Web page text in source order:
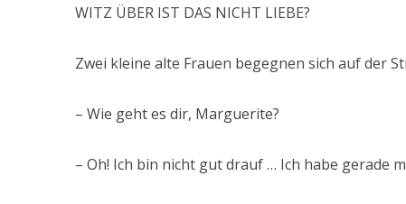
WITZ ÜBER IST DAS NICHT LIEBE?
Zwei kleine alte Frauen begegnen sich auf der
– Wie geht es dir, Marguerite?
– Oh! Ich bin nicht gut drauf … Ich habe gerade